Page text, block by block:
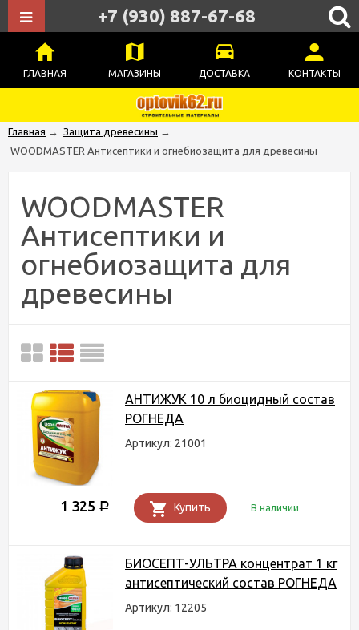
ГЛАВНАЯ МАГАЗИНЫ ДОСТАВКА КОНТАКТЫ
+7 (930) 887-67-68
Главная → Защита древесины →
WOODMASTER Антисептики и огнебиозащита для древесины
WOODMASTER
Антисептики и
огнебиозащита для
древесины
АНТИЖУК 10 л биоцидный состав
РОГНЕДА
Артикул: 21001
1 325 Р Купить В наличии
БИОСЕПТ-УЛЬТРА концентрат 1 кг
антисептический состав РОГНЕДА
Артикул: 12205